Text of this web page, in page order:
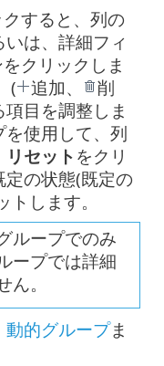
すると、列の
は、詳細フィ
クリックしま
(
追加、
削
目を調整しま
使用して、列
リセット をクリ
の状態(既定の
します。
ループでのみ
ープでは詳細
。
動的グループま